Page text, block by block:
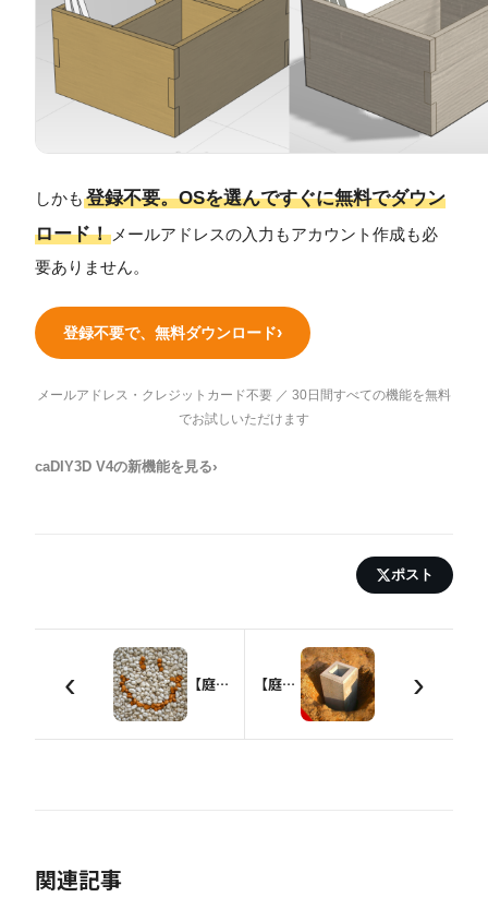
しかも 登録不要。OSを選んですぐに無料でダウン
ロード！ メールアドレスの入力もアカウント作成も必
要ありません。
登録不要で、無料ダウンロード
メールアドレス・クレジットカード不要 ／ 30日間すべての機能を無料
でお試しいただけます
caDIY3D V4の新機能を見る
ポスト
‹ 【庭造りDIY】基礎作りの基本【工法】 【庭造りDIY】庭づくりの第一歩！おすすめの基礎とは？ ›
関連記事